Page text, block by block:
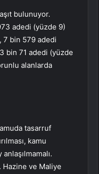
bulunuyor.
adedi (yüzde 9)
7 bin 579 adedi
bin 71 adedi (yüzde
alanlarda
tasarruf
kamu
ve Maliye